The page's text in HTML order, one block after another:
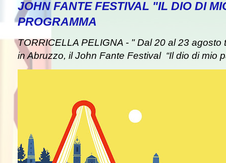
JOHN FANTE FESTIVAL "IL DIO DI
PROGRAMMA
TORRICELLA PELIGNA - " Dal 20 al 23 agosto
in Abruzzo, il John Fante Festival “Il dio di mio